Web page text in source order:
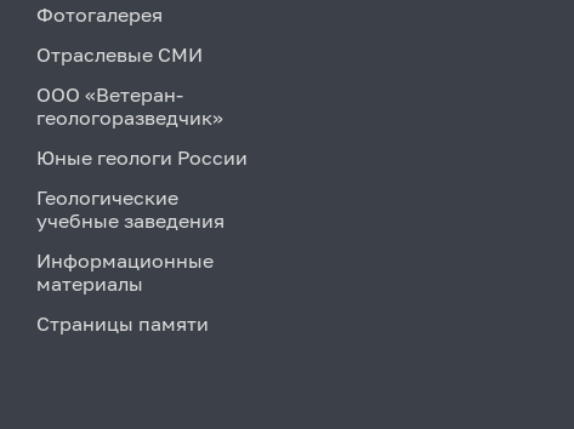
Фотогалерея
Отраслевые СМИ
ООО «Ветеран-
геологоразведчик»
Юные геологи России
Геологические
учебные заведения
Информационные
материалы
Страницы памяти